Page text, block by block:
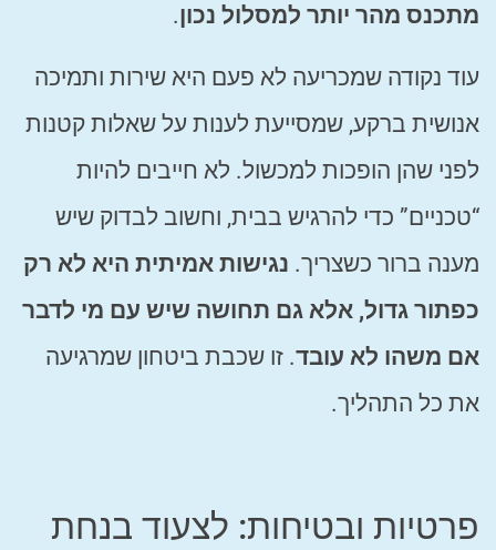
מתכנס מהר יותר למסלול נכון.
עוד נקודה שמכריעה לא פעם היא שירות ותמיכה
אנושית ברקע, שמסייעת לענות על שאלות קטנות
לפני שהן הופכות למכשול. לא חייבים להיות
“טכניים” כדי להרגיש בבית, וחשוב לבדוק שיש
מענה ברור כשצריך. נגישות אמיתית היא לא רק
כפתור גדול, אלא גם תחושה שיש עם מי לדבר
אם משהו לא עובד. זו שכבת ביטחון שמרגיעה
את כל התהליך.
פרטיות ובטיחות: לצעוד בנחת